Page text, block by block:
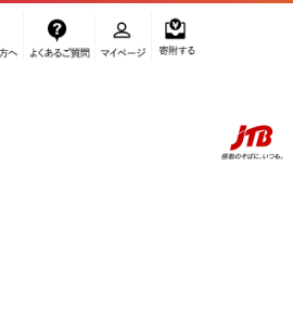
のふるさと納税サイト